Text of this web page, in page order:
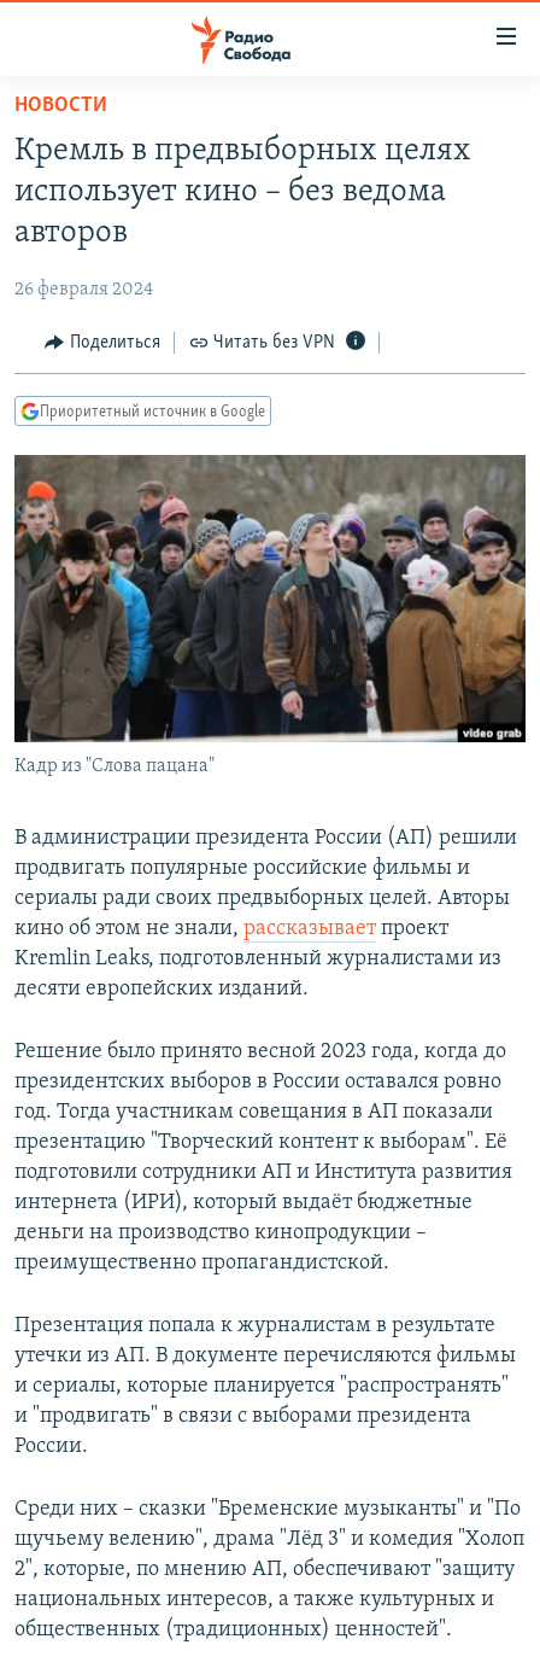
упрощенного
доступа
основному
Вернутся
Вернутся
поиску
ПОДКАСТЫ
АВТОРСКИЕ ПРОЕКТЫ
МНЕНИЯ
КУЛЬТУРА
КАВКАЗ.РЕАЛИИ
СЕВЕР.РЕАЛИИ
СИБИРЬ.РЕАЛИИ
РАСПИСАНИЕ ВЕЩАНИЯ
ПОДПИШИТЕСЬ НА РАССЫЛКУ
СОЦИАЛЬНЫЕ СЕТИ
Все сайты РСЕ/РС
НОВОСТИ
Кремль в предвыборных целях
использует кино – без ведома
авторов
26 февраля 2024
Поделиться Читать без VPN
Приоритетный источник в Google
Кадр из "Слова пацана"
В администрации президента России (АП) решили
продвигать популярные российские фильмы и
сериалы ради своих предвыборных целей. Авторы
кино об этом не знали, рассказываетпроект
Kremlin Leaks, подготовленный журналистами из
десяти европейских изданий.
Решение было принято весной 2023 года, когда до
президентских выборов в России оставался ровно
год. Тогда участникам совещания в АП показали
презентацию "Творческий контент к выборам". Её
подготовили сотрудники АП и Института развития
интернета (ИРИ), который выдаёт бюджетные
деньги на производство кинопродукции –
преимущественно пропагандистской.
Презентация попала к журналистам в результате
утечки из АП. В документе перечисляются фильмы
и сериалы, которые планируется "распространять"
и "продвигать" в связи с выборами президента
России.
Среди них – сказки "Бременские музыканты" и "По
щучьему велению", драма "Лёд 3" и комедия "Холоп
2", которые, по мнению АП, обеспечивают "защиту
национальных интересов, а также культурных и
общественных (традиционных) ценностей".